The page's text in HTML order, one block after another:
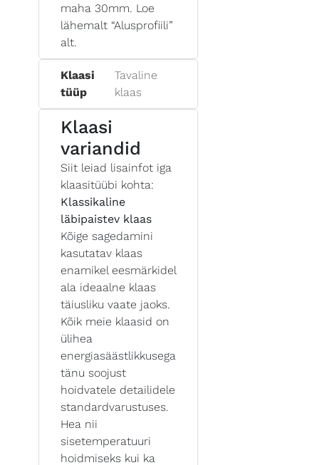
maha 30mm. Loe
lähemalt “Alusprofiili”
alt.
Klaasi
tüüp
Tavaline
klaas
Klaasi
variandid
Siit leiad lisainfot iga
klaasitüübi kohta:
Klassikaline
läbipaistev klaas
Kõige sagedamini
kasutatav klaas
enamikel eesmärkidel
ala ideaalne klaas
täiusliku vaate jaoks.
Kõik meie klaasid on
ülihea
energiasäästlikkusega
tänu soojust
hoidvatele detailidele
standardvarustuses.
Hea nii
sisetemperatuuri
hoidmiseks kui ka